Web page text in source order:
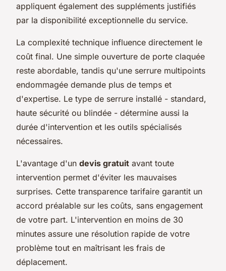
appliquent également des suppléments justifiés
par la disponibilité exceptionnelle du service.
La complexité technique influence directement le
coût final. Une simple ouverture de porte claquée
reste abordable, tandis qu'une serrure multipoints
endommagée demande plus de temps et
d'expertise. Le type de serrure installé - standard,
haute sécurité ou blindée - détermine aussi la
durée d'intervention et les outils spécialisés
nécessaires.
L'avantage d'un devis gratuit avant toute
intervention permet d'éviter les mauvaises
surprises. Cette transparence tarifaire garantit un
accord préalable sur les coûts, sans engagement
de votre part. L'intervention en moins de 30
minutes assure une résolution rapide de votre
problème tout en maîtrisant les frais de
déplacement.